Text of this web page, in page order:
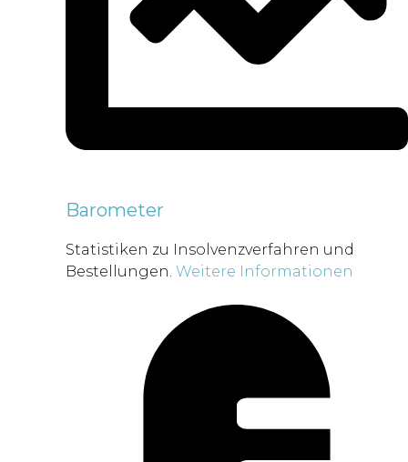
Barometer
Statistiken zu Insolvenzverfahren und
Bestellungen. Weitere Informationen